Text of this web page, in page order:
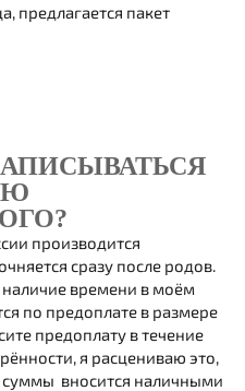
предлагается пакет
производится
сразу после родов.
времени в моём
по предоплате в размере
предоплату в течение
я расцениваю это,
суммы вносится наличными